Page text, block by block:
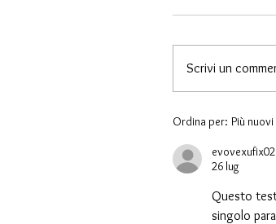
Scrivi un
Ordina per: Più nuovi
evovexufix02
26 lug
Questo
singolo